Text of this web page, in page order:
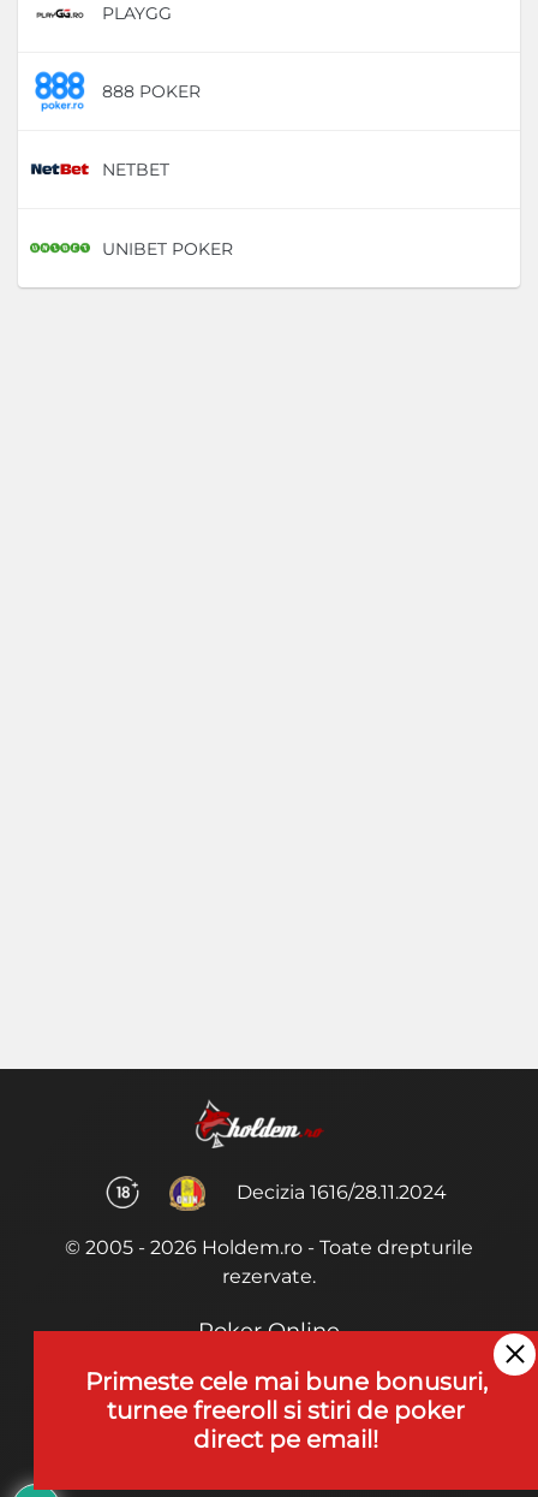
PLAYGG
888 POKER
NETBET
UNIBET POKER
Decizia 1616/28.11.2024
© 2005 - 2026 Holdem.ro - Toate drepturile
rezervate.
Poker Online
Termeni si Conditii
Joaca Poker
Primeste cele mai bune bonusuri,
turnee freeroll si stiri de poker
direct pe email!